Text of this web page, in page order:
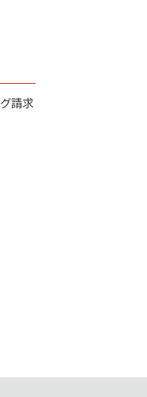
請求